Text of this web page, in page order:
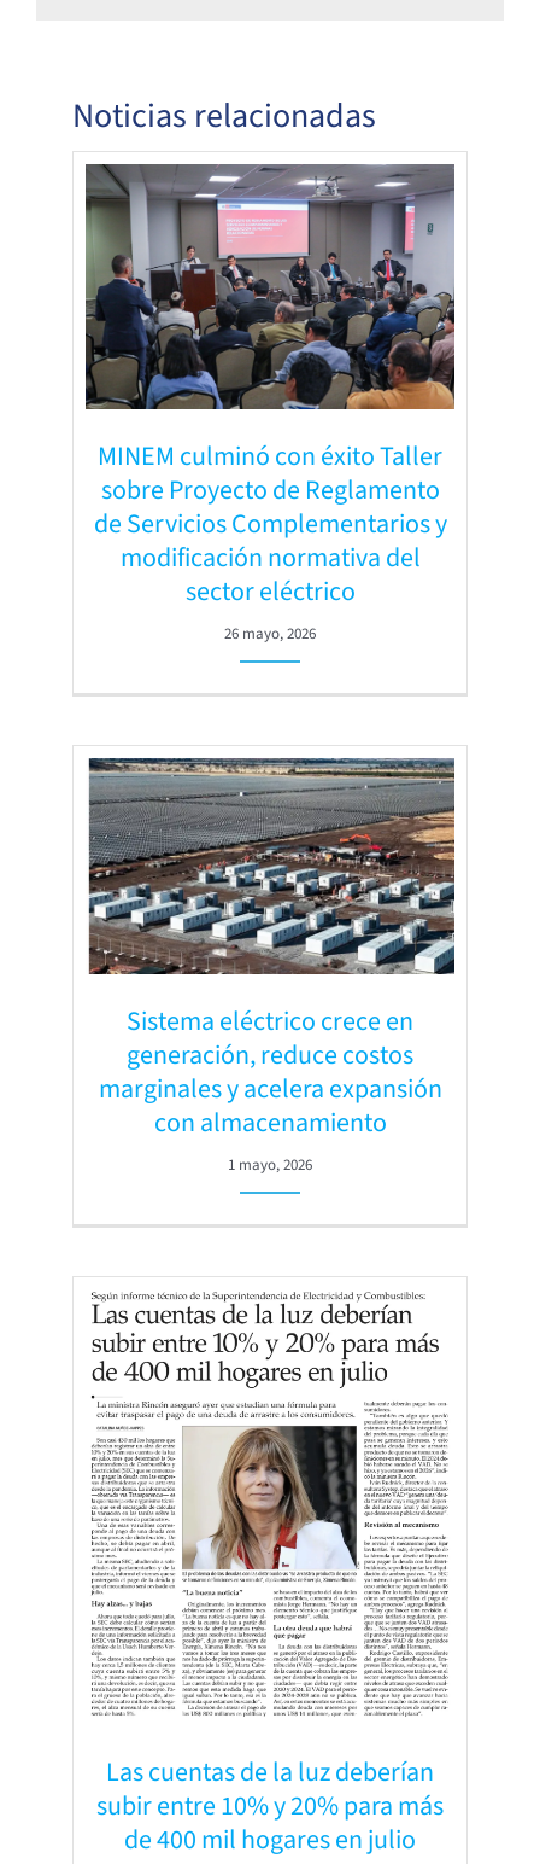
Noticias relacionadas
MINEM culminó con éxito Taller
sobre Proyecto de Reglamento
de Servicios Complementarios y
modificación normativa del
sector eléctrico
26 mayo, 2026
Sistema eléctrico crece en
generación, reduce costos
marginales y acelera expansión
con almacenamiento
1 mayo, 2026
Las cuentas de la luz deberían
subir entre 10% y 20% para más
de 400 mil hogares en julio